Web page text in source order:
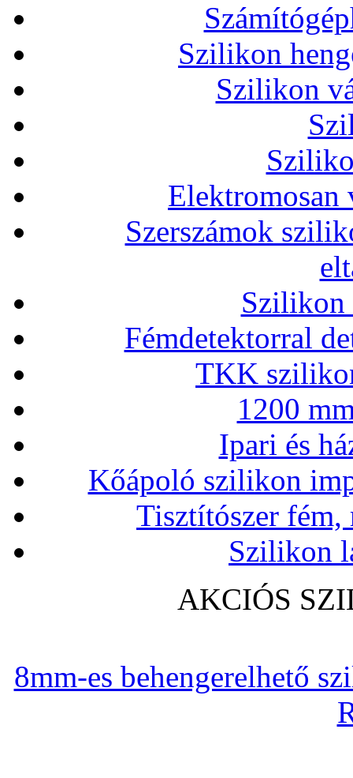
Szilikon
Szilikon
Elektromosan
Szerszámok
Szilikon
Fémdetektorral
TKK
1200
Ipari és
Kőápoló szilikon
Tisztítószer
Szilikon
AKCIÓS
8mm-es behengerelhető